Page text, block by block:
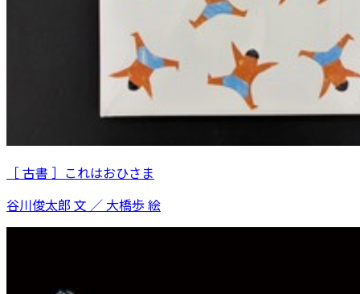
［ 古書 ］これはおひさま
谷川俊太郎 文 ／ 大橋歩 絵